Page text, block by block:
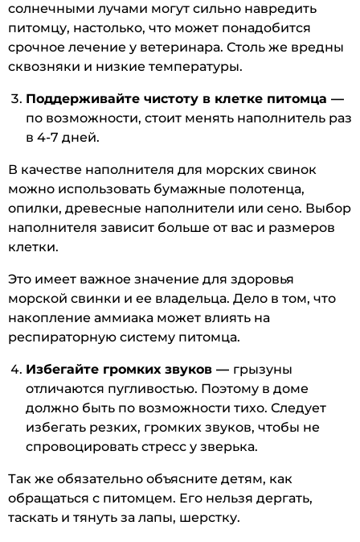
солнечными лучами могут сильно навредить
питомцу, настолько, что может понадобится
срочное лечение у ветеринара. Столь же вредны
сквозняки и низкие температуры.
Поддерживайте чистоту в клетке питомца —
по возможности, стоит менять наполнитель раз
в 4-7 дней.
В качестве наполнителя для морских свинок
можно использовать бумажные полотенца,
опилки, древесные наполнители или сено. Выбор
наполнителя зависит больше от вас и размеров
клетки.
Это имеет важное значение для здоровья
морской свинки и ее владельца. Дело в том, что
накопление аммиака может влиять на
респираторную систему питомца.
Избегайте громких звуков — грызуны
отличаются пугливостью. Поэтому в доме
должно быть по возможности тихо. Следует
избегать резких, громких звуков, чтобы не
спровоцировать стресс у зверька.
Так же обязательно объясните детям, как
обращаться с питомцем. Его нельзя дергать,
таскать и тянуть за лапы, шерстку.